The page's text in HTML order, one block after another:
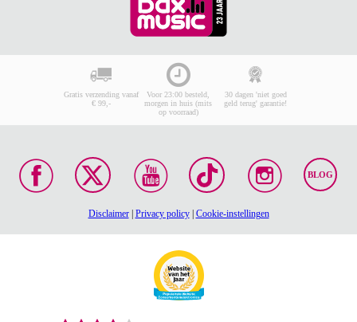
Gratis verzending vanaf
€ 99,-
Voor 23:00 besteld,
morgen in huis (mits
op voorraad)
30 dagen 'niet goed
geld terug' garantie!
BLOG
Disclaimer| Privacy policy| Cookie-instellingen